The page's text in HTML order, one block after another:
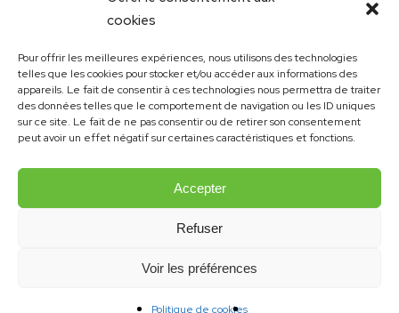
cookies
Pour offrir les meilleures expériences, nous utilisons des technologies
telles que les cookies pour stocker et/ou accéder aux informations des
appareils. Le fait de consentir à ces technologies nous permettra de traiter
des données telles que le comportement de navigation ou les ID uniques
sur ce site. Le fait de ne pas consentir ou de retirer son consentement
peut avoir un effet négatif sur certaines caractéristiques et fonctions.
Accepter
Refuser
Voir les préférences
Politique de cookies